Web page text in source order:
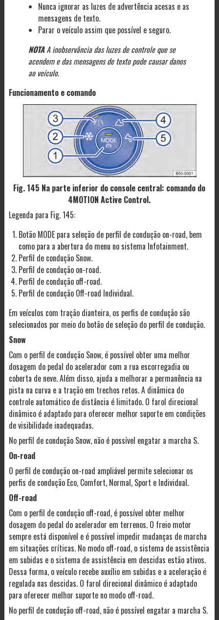
Nunca ignorar as luzes de advertência acesas e as
mensagens de texto.
Parar o veículo assim que possível e seguro.
NOTAA inobservância das luzes de controle que se
acendem e das mensagens de texto pode causar danos
ao veículo.
Funcionamento e comando
Fig. 145 Na parte inferior do console central: comando do
4MOTION Active Control.
Legenda para Fig. 145:
Botão MODE para seleção de perfil de condução on-road, bem
como para a abertura do menu no sistema Infotainment.
Perfil de condução Snow.
Perfil de condução on-road.
Perfil de condução off-road.
Perfil de condução Off-road Individual.
Em veículos com tração dianteira, os perfis de condução são
selecionados por meio do botão de seleção do perfil de condução.
Snow
Com o perfil de condução Snow, é possível obter uma melhor
dosagem do pedal do acelerador com a rua escorregadia ou
coberta de neve. Além disso, ajuda a melhorar a permanência na
pista na curva e a tração em trechos retos. A dinâmica do
controle automático de distância é limitado. O farol direcional
dinâmico é adaptado para oferecer melhor suporte em condições
de visibilidade inadequadas.
No perfil de condução Snow, não é possível engatar a marcha S.
On-road
O perfil de condução on-road ampliável permite selecionar os
perfis de condução Eco, Comfort, Normal, Sport e Individual.
Off-road
Com o perfil de condução off-road, é possível obter melhor
dosagem do pedal do acelerador em terrenos. O freio motor
sempre está disponível e é possível impedir mudanças de marcha
em situações críticas. No modo off-road, o sistema de assistência
em subidas e o sistema de assistência em descidas estão ativos.
Dessa forma, o veículo recebe auxílio em subidas e a aceleração é
regulada nas descidas. O farol direcional dinâmico é adaptado
para oferecer melhor suporte no modo off-road.
No perfil de condução off-road, não é possível engatar a marcha S.